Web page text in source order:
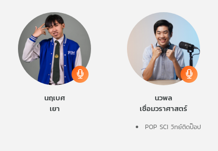
นฤเบศ
เยา
นวพล
เชื่อมวราศาสตร์
POP SCI วิทย์ติดป๊อป